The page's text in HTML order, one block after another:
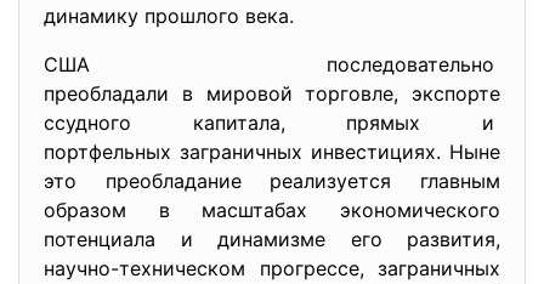
динамику прошлого века.
США последовательно
преобладали в мировойторговле, экспорте
ссудного капитала, прямых и
портфельных заграничных инвестициях. Ныне
это преобладание реализуется главным
образом в масштабах экономического
потенциала и динамизме его развития,
научно-техническом прогрессе, заграничных